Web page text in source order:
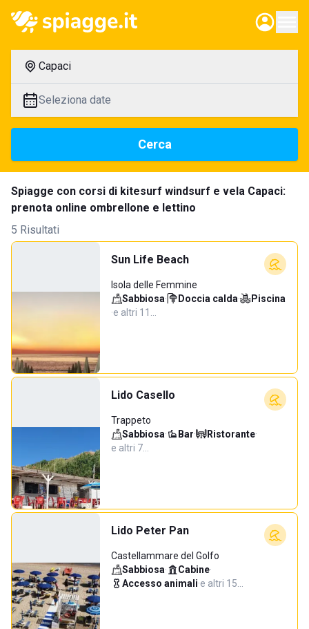
Capaci
Seleziona date
Cerca
Spiagge con corsi di kitesurf windsurf e vela Capaci:
prenota online ombrellone e lettino
5 Risultati
Sun Life Beach
Isola delle Femmine
Sabbiosa· Doccia calda·
Piscina
·e altri 11…
Lido Casello
Trappeto
Sabbiosa· Bar· Ristorante·
e altri 7…
Lido Peter Pan
Castellammare del Golfo
Sabbiosa· Cabine·
Accesso animali·e altri 15…